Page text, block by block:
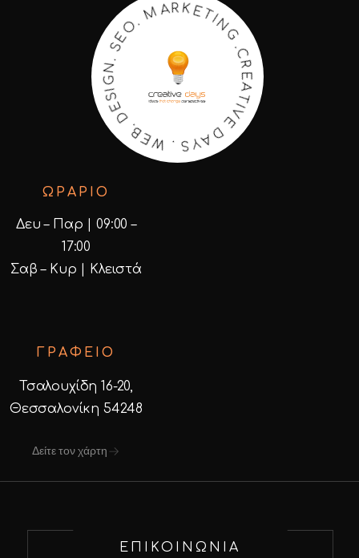
CRE
A
T
I
V
E
D
A
Y
S
.
W
E
B
D
E
S
I
G
N
.
S
E
O
.
M
A
RKETIN G.
ΩΡΑΡΙΟ
Δευ – Παρ | 09:00 –
17:00
Σαβ – Κυρ | Κλειστά
ΓΡΑΦΕΙΟ
Τσαλουχίδη 16-20,
Θεσσαλονίκη 54248
Δείτε τον χάρτη
ΕΠΙΚΟΙΝΩΝΙΑ